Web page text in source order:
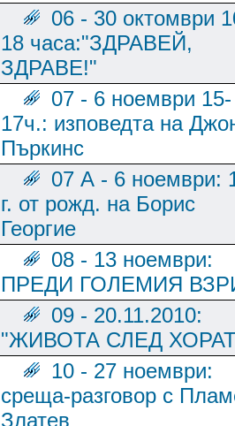
06 - 30 октомври
18 часа:"ЗДРАВЕЙ,
ЗДРАВЕ!"
07 - 6 ноември 15-
17ч.: изповедта на
Пъркинс
07 А - 6 ноември:
г. от рожд. на Борис
Георгие
08 - 13 ноември:
ПРЕДИ ГОЛЕМИЯ
09 - 20.11.2010:
"ЖИВОТА СЛЕД
10 - 27 ноември:
среща-разговор с
Златев